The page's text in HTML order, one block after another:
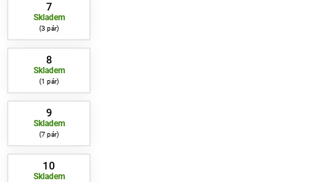
7
Skladem
3 pár
8
Skladem
1 pár
9
Skladem
7 pár
10
Skladem